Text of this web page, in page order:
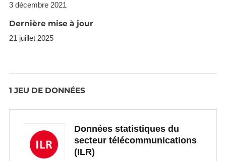
3 décembre 2021
Dernière mise à jour
21 juillet 2025
1 JEU DE DONNÉES
Données statistiques du
secteur télécommunications
(ILR)